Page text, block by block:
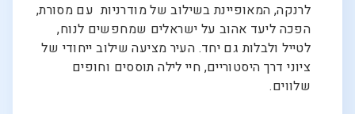
לרנקה, המאופיינת בשילוב של מודרניות עם מסורת,
הפכה ליעד אהוב על ישראלים שמחפשים לנוח,
לטייל ולבלות גם יחד. העיר מציעה שילוב ייחודי של
ציוני דרך היסטוריים, חיי לילה תוססים וחופים
שלווים.